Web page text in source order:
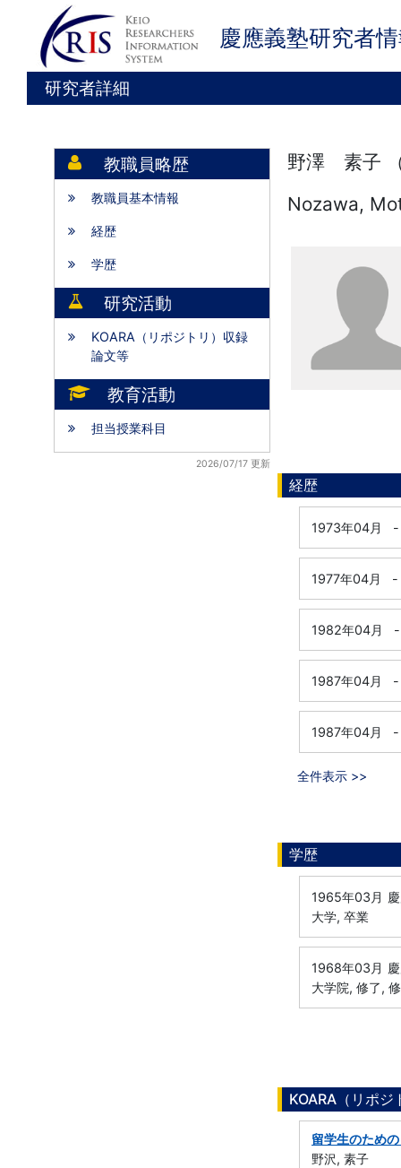
慶應義塾研究者
研究者詳細
教職員略歴
教職員基本情報
経歴
学歴
研究活動
KOARA（リポジトリ）収録
論文等
教育活動
担当授業科目
2026/07/17 更新
野澤 素子
Nozawa,
経歴
1973年04月 -
1977年04月 -
1982年04月 -
1987年04月 -
1987年04月 -
全件表示 >>
学歴
1965年03月
大学, 卒業
1968年03月
大学院, 修了,
KOARA（リポ
留学生のため
野沢, 素子